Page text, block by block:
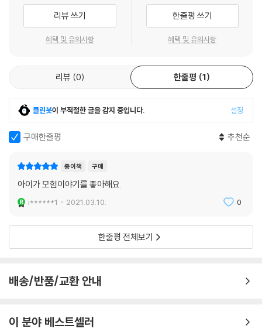
는 영국과 미국, 중국 등지에서 출간되어 큰 인기를 얻고 있으며 국내에서
는 어린이를 위한 모험소설로 소개된다.
다. 칼 한 자루에 의지해 일주일을 버티고, 결국에는 살아남는다. 그것이 사
막 한복판이든, 알래스카의 얼음 벌판이든, 호주의 광활한 산맥 어느 구석
이든, 아마존의 밀림 속이든 말이다. 인간이 목숨을 부지하기 위해 기본이
되는 음식과 물, 잠자리를 어떻게 해결하느냐가 관건일 텐데, 그는 언제나
받았기에 가능한 일이다. 혹독한 자연 속에서 살아남는 이야기는 여러 책
고 자연에 맞서는 것이 아니라 이처럼 학창 시절부터 철저한 전문성으로
무장했다는 데 있다.
열세 살 벡 그랜저와 함께 떠나는 서바이벌 탐험!
주의! 절대 절대 따라하지 말 것!
소설의 주인공 열세 살 벡 그랜저는 베어 그릴스의 분신이기도 하다. 어렸
그랜저 역시 그린포스의 특수작전담당관을 지낸 아버지에게 다양한 생존
리뷰 쓰기
혜택 및 유의사항
한줄평 쓰기
혜택 및 유의사항
리뷰 0 한줄평 1
클린봇이 부적절한 글을 감지 중입니다. 설정
구매한줄평 추천순
종이책 구매
아이가 모험이야기를 좋아해요.
i******1 2021.03.10. 0
한줄평 전체보기
배송/반품/교환 안내
이 분야 베스트셀러